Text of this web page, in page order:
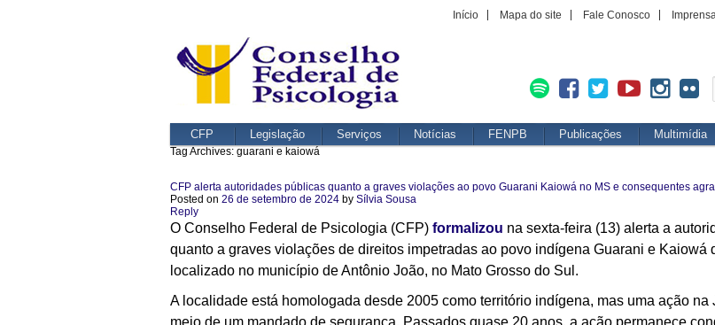
Início Mapa do site Fale Conosco
CFP Legislação Serviços Notícias FENPB Publicações Multimídia
Tag Archives: guarani e kaiowá
CFP alerta autoridades públicas quanto a graves violações ao povo Guarani Kaiowá no MS e consequentes
Posted on 26 de setembro de 2024 by Sílvia Sousa
Reply
O Conselho Federal de Psicologia (CFP) formalizou na sexta-feira (13) alerta a
quanto a graves violações de direitos impetradas ao povo indígena Guarani e Kaiowá
localizado no município de Antônio João, no Mato Grosso do Sul.
A localidade está homologada desde 2005 como território indígena, mas uma ação
meio de um mandado de segurança. Passados quase 20 anos, a ação permanece